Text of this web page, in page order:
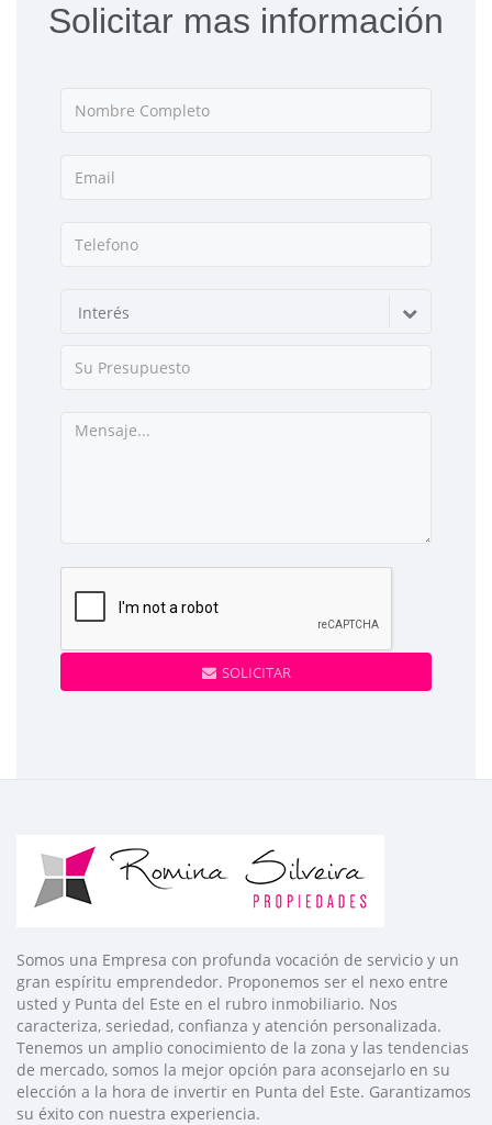
Solicitar mas información
Interés
SOLICITAR
Somos una Empresa con profunda vocación de servicio y un
gran espíritu emprendedor. Proponemos ser el nexo entre
usted y Punta del Este en el rubro inmobiliario. Nos
caracteriza, seriedad, confianza y atención personalizada.
Tenemos un amplio conocimiento de la zona y las tendencias
de mercado, somos la mejor opción para aconsejarlo en su
elección a la hora de invertir en Punta del Este. Garantizamos
su éxito con nuestra experiencia.